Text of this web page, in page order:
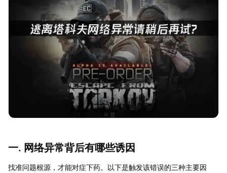
一. 网络异常背后有哪些诱因
找准问题根源，才能对症下药。以下是触发该错误的三种主要因